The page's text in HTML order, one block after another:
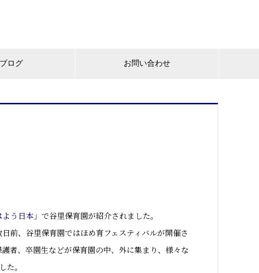
ログ お問い合わせ
よう日本 」で谷里保育園が紹介されました。
前、谷里保育園ではほめ育フェスティバルが開催さ
者、卒園生などが保育園の中、外に集まり、様々な
。